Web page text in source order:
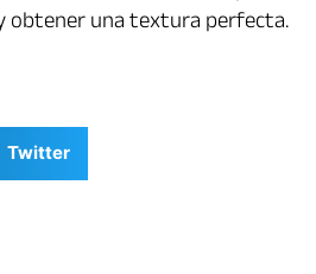
obtener una textura perfecta.
Twitter